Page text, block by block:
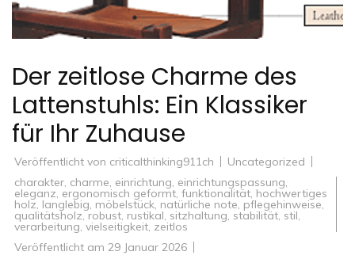
Der zeitlose Charme des
Lattenstuhls: Ein Klassiker
für Ihr Zuhause
Veröffentlicht von criticalthinking911ch
Uncategorized
charakter, charme, einrichtung, einrichtungspassung,
eleganz, ergonomisch geformt, funktionalität, hochwertiges
holz, langlebig, möbelstück, natürliche note, pflegehinweise,
qualitätsholz, robust, rustikal, sitzhaltung, stabilität, stil,
verarbeitung, vielseitigkeit, zeitlos
Veröffentlicht am 29 Januar 2026